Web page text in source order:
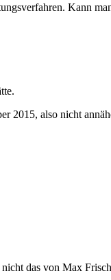
Kann
2015, also nicht
das von Max